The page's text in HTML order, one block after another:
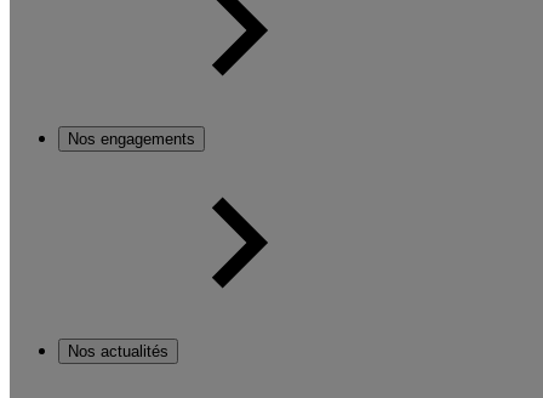
Nos engagements
Nos actualités